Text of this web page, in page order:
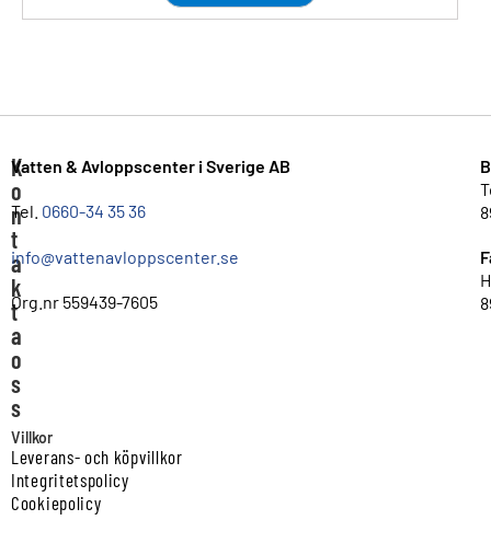
K
o
n
t
a
k
t
a
o
s
s
Vatten & Avloppscenter i Sverige AB
Tel. 0660-34 35 36
info@vattenavloppscenter.se
Org.nr 559439-7605
Villkor
Leverans- och köpvillkor
Integritetspolicy
Cookiepolicy